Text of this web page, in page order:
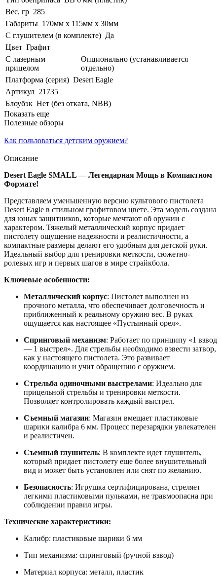
Вес, гр 285
Габариты 170мм х 115мм х 30мм
С глушителем (в комплекте) Да
Цвет Графит
С лазерным
прицелом
Опционально (устанавливается
отдельно)
Платформа (серия) Desert Eagle
Артикул 21735
Блоубэк Нет (без отката, NBB)
Показать еще
Полезные обзоры
Как пользоваться детским оружием?
Описание
Desert Eagle SMALL — Легендарная Мощь в Компактном
Формате!
Представляем уменьшенную версию культового пистолета
Desert Eagle в стильном графитовом цвете. Эта модель создана
для юных защитников, которые мечтают об оружии с
характером. Тяжелый металлический корпус придает
пистолету ощущение надежности и реалистичности, а
компактные размеры делают его удобным для детской руки.
Идеальный выбор для тренировки меткости, сюжетно-
ролевых игр и первых шагов в мире страйкбола.
Ключевые особенности:
Металлический корпус: Пистолет выполнен из
прочного металла, что обеспечивает долговечность и
приближенный к реальному оружию вес. В руках
ощущается как настоящее «Пустынный орел».
Спринговый механизм: Работает по принципу «1 взвод
— 1 выстрел». Для стрельбы необходимо взвести затвор,
как у настоящего пистолета. Это развивает
координацию и учит обращению с оружием.
Стрельба одиночными выстрелами: Идеально для
прицельной стрельбы и тренировки меткости.
Позволяет контролировать каждый выстрел.
Съемный магазин: Магазин вмещает пластиковые
шарики калибра 6 мм. Процесс перезарядки увлекателен
и реалистичен.
Съемный глушитель: В комплекте идет глушитель,
который придает пистолету еще более внушительный
вид и может быть установлен или снят по желанию.
Безопасность: Игрушка сертифицирована, стреляет
легкими пластиковыми пульками, не травмоопасна при
соблюдении правил игры.
Технические характеристики:
Калибр: пластиковые шарики 6 мм
Тип механизма: спринговый (ручной взвод)
Материал корпуса: металл, пластик